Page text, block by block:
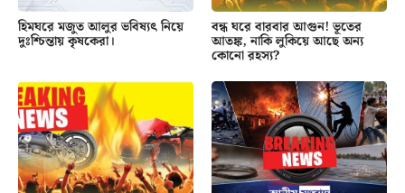
হিমঘরে মজুত আলুর ভবিষ্যৎ নিয়ে
দুঃশ্চিন্তায় কৃষকেরা।
বন্ধ ঘরে বারবার আগুন! ভূতের
আতঙ্ক, নাকি লুকিয়ে আছে অন্য
কোনো রহস্য?